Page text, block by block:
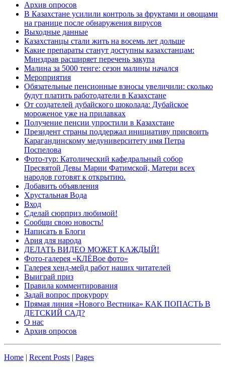
Архив опросов
В Казахстане усилили контроль за фруктами и овощами
на границе после обнаружения вирусов
Выходные данные
Казахстанцы стали жить на восемь лет дольше
Какие препараты станут доступны казахстанцам:
Минздрав расширяет перечень закупа
Малина за 5000 тенге: сезон малины начался
Мероприятия
Обязательные пенсионные взносы увеличили: сколько
будут платить работодатели в Казахстане
От создателей дубайского шоколада: Дубайское
мороженое уже на прилавках
Получение пенсии упростили в Казахстане
Президент страны поддержал инициативу присвоить
Карагандинскому медуниверситету имя Петра
Поспелова
Фото-тур: Католический кафедральный собор
Пресвятой Девы Марии Фатимской, Матери всех
народов готовят к открытию.
Добавить объявления
Хрустальная Вода
Вход
Сделай сюрприз любимой!
Сообщи свою новость!
Написать в Блоги
Ария для народа
ДЕЛАТЬ ВИДЕО МОЖЕТ КАЖДЫЙ!
Фото-галерея «КЛЁВое фото»
Галерея хенд-мейд работ наших читателей
Выиграй приз
Правила комментирования
Задай вопрос прокурору
Прямая линия «Нового Вестника» КАК ПОПАСТЬ В
ДЕТСКИЙ САД?
О нас
Архив опросов
Home | Recent Posts | Pages